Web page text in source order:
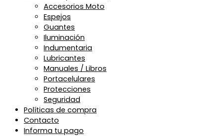
Accesorios Moto
Espejos
Guantes
Iluminación
Indumentaria
Lubricantes
Manuales / Libros
Portacelulares
Protecciones
Seguridad
Políticas de compra
Contacto
Informa tu pago